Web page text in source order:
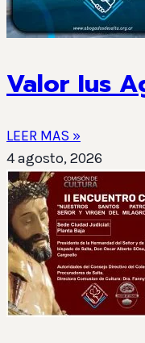
Valor Ius
LEER MAS »
4 agosto, 2026